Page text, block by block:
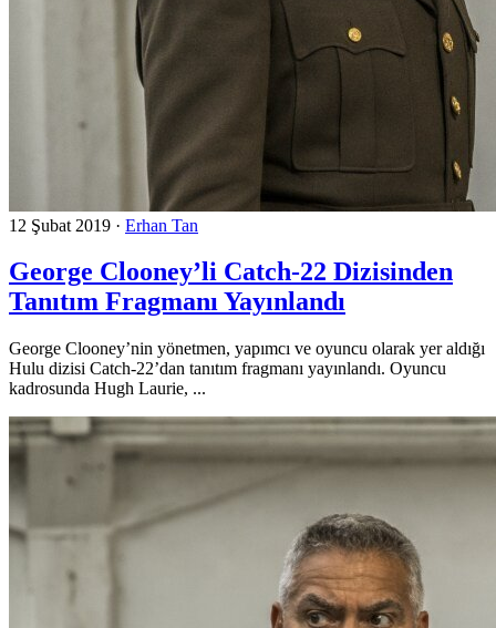
12 Şubat 2019 · Erhan Tan
George Clooney’li Catch-22 Dizisinden
Tanıtım Fragmanı Yayınlandı
George Clooney’nin yönetmen, yapımcı ve oyuncu olarak yer aldığı
Hulu dizisi Catch-22’dan tanıtım fragmanı yayınlandı. Oyuncu
kadrosunda Hugh Laurie, ...